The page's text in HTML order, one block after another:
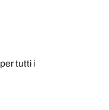
tutti i